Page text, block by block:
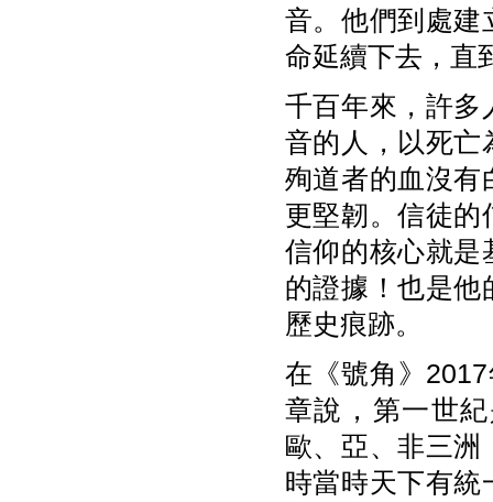
音。他們到處建
命延續下去，直
千百年來，許多
音的人，以死亡
殉道者的血沒有
更堅韌。信徒的
信仰的核心就是
的證據！也是他
歷史痕跡。
在《號角》
章說，第一世
歐、亞、非三洲
時當時天下有統